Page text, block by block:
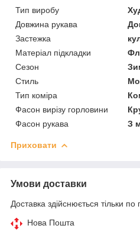
Тип виробу
Довжина рукава
Застежка
Матеріал підкладки
Сезон
Стиль
Тип коміра
Фасон вирізу горловини
Фасон рукава
З
Приховати
Умови доставки
Доставка здійснюється тільки по
Нова Пошта